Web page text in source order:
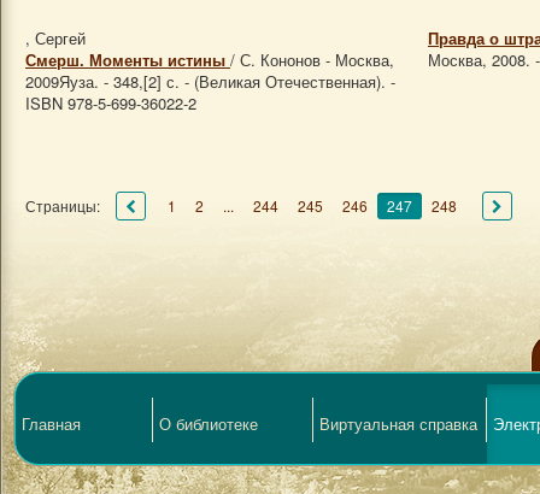
, Сергей
Смерш. Моменты истины / С. Кононов - Москва,
2009Яуза. - 348,[2] с. - (Великая Отечественная). -
ISBN 978-5-699-36022-2
Правда о
Москва, 2008.
Страницы: 1 2 ... 244 245 246 247 248
Главная О библиотеке Виртуальная справка